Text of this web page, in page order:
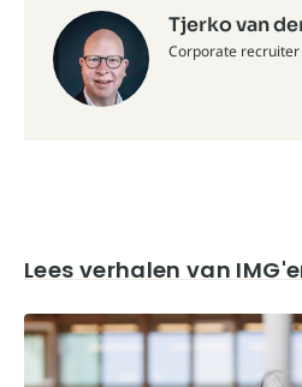
Tjerko van
Corporate recruiter
Lees verhalen van